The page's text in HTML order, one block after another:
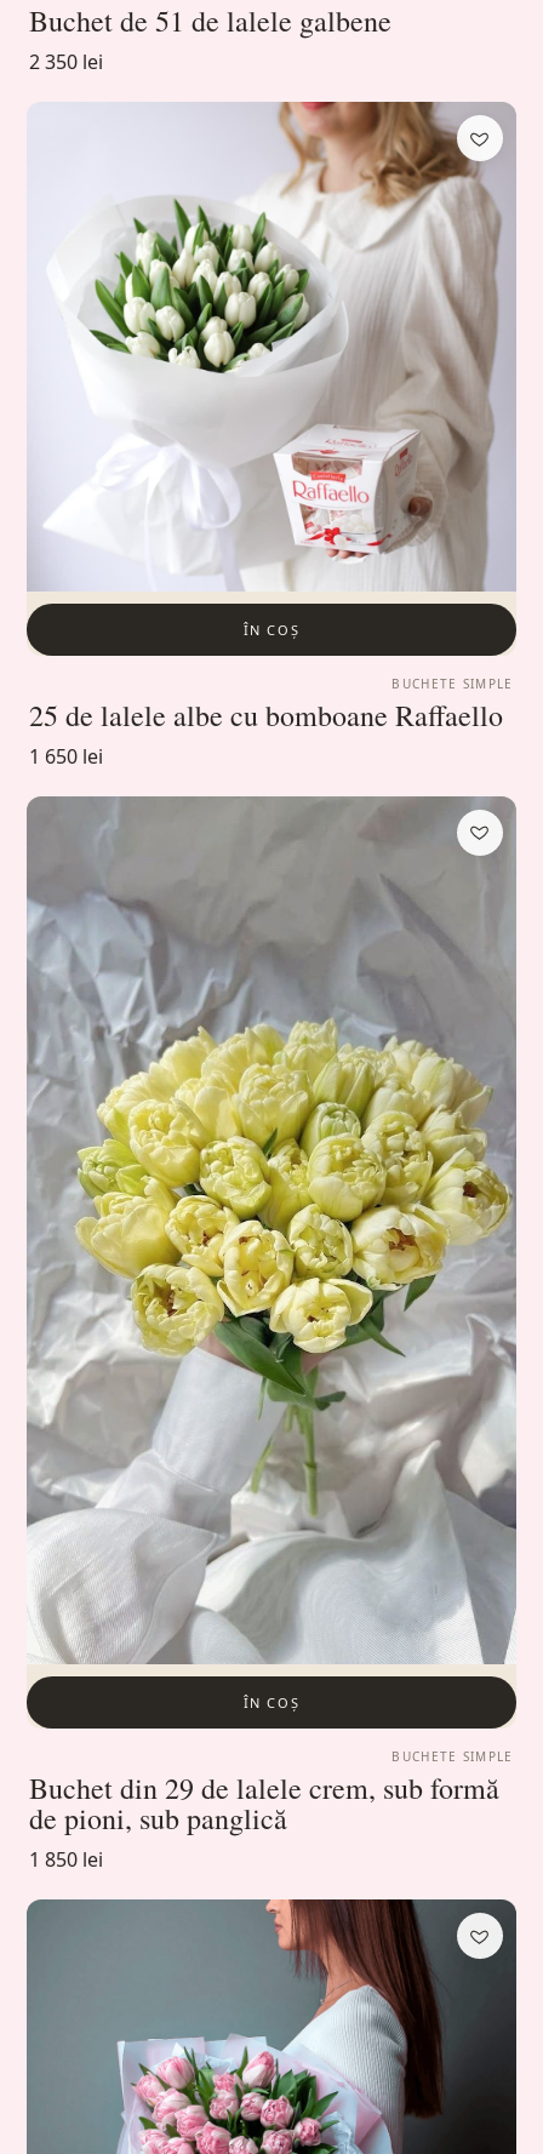
Buchet de 51 de lalele galbene
2 350 lei
ÎN COȘ
BUCHETE SIMPLE
25 de lalele albe cu bomboane Raffaello
1 650 lei
ÎN COȘ
BUCHETE SIMPLE
Buchet din 29 de lalele crem, sub formă
de pioni, sub panglică
1 850 lei